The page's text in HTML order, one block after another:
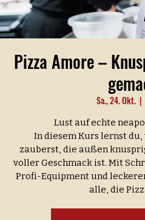
Pizza Amore –
Sa., 24. Okt.
  |
Lust auf echte
In diesem Kurs lernst
zauberst, die außen
voller Geschmack ist. Mit
Profi-Equipment und
alle, die